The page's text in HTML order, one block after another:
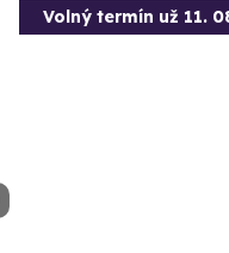
Volný termín už 11.